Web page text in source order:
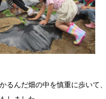
るんだ畑の中を慎重に歩いて